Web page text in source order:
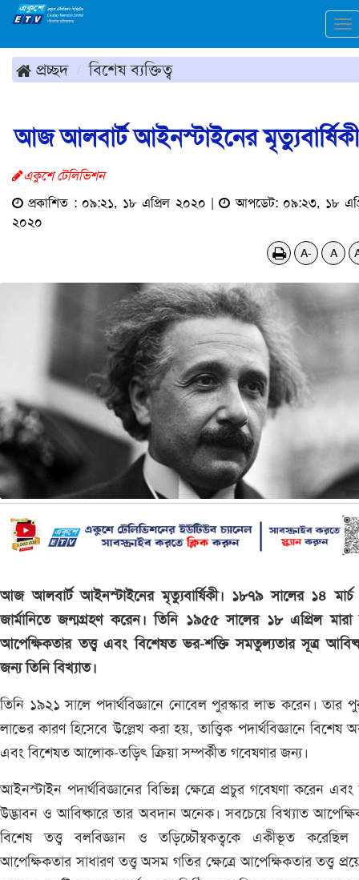
প্রচ্ছদ বিশেষ ব্যক্তিত্ব
আজ আলবার্ট আইনস্টাইনের মৃত্যুবার্ষিকী
একুশে টেলিভিশন
প্রকাশিত : ০৯:২১, ১৮ এপ্রিল ২০২০ |
আপডেট: ০৯:২৩, ১৮
২০২০
A- A
আজ আলবার্ট আইনস্টাইনের মৃত্যুবার্ষিকী। ১৮৭৯ সালের ১৪ মার্চ
জার্মানিতে জন্মগ্রহণ করেন। তিনি ১৯৫৫ সালের ১৮ এপ্রিল মারা
আপেক্ষিকতার তত্ত্ব এবং বিশেষত ভর-শক্তি সমতুল্যতার সূত্র
জন্য তিনি বিখ্যাত।
তিনি ১৯২১ সালে পদার্থবিজ্ঞানে নোবেল পুরস্কার লাভ করেন। তার
লাভের কারণ হিসেবে উল্লেখ করা হয়, তাত্ত্বিক পদার্থবিজ্ঞানে বিশেষ
এবং বিশেষত আলোক-তড়িৎ ক্রিয়া সম্পর্কীত গবেষণার জন্য।
আইনস্টাইন পদার্থবিজ্ঞানের বিভিন্ন ক্ষেত্রে প্রচুর গবেষণা করেন
উদ্ভাবন ও আবিষ্কারে তার অবদান অনেক। সবচেয়ে বিখ্যাত
বিশেষ তত্ত্ব বলবিজ্ঞান ও তড়িচ্চৌম্বকত্বকে একীভূত
আপেক্ষিকতার সাধারণ তত্ত্ব অসম গতির ক্ষেত্রে আপেক্ষিকতার তত্ত্ব